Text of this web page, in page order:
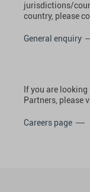
jurisdictions/
country, please
General enquiry
If you are
Partners, please
Careers page